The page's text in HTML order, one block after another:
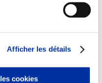
Afficher les détails
cookies